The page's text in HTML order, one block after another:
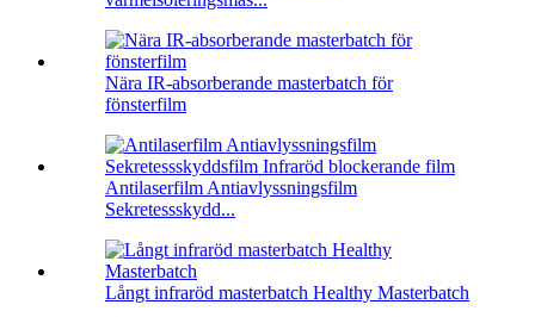
Nära IR-absorberande masterbatch för
fönsterfilm
Antilaserfilm Antiavlyssningsfilm
Sekretessskydd...
Långt infraröd masterbatch Healthy Masterbatch